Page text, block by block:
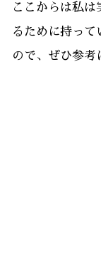
ここからは私
るために持って
ので、ぜひ参考